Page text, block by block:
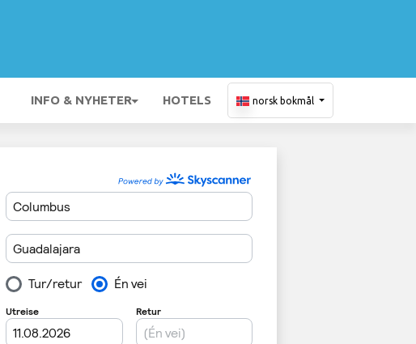
INFO & NYHETER HOTELS norsk bokmål